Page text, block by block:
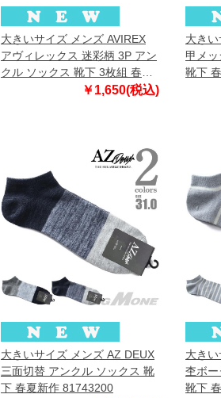
大きいサイズ メンズ AVIREX
アヴィレックス 迷彩柄 3P アン
クル ソックス 靴下 3枚組 春夏
￥1,650(税込)
大き
甲メ
靴下
大きいサイズ メンズ AZ DEUX
三面切替 アンクル ソックス 靴
下 春夏新作 81743200
大き
杢ボー
靴下